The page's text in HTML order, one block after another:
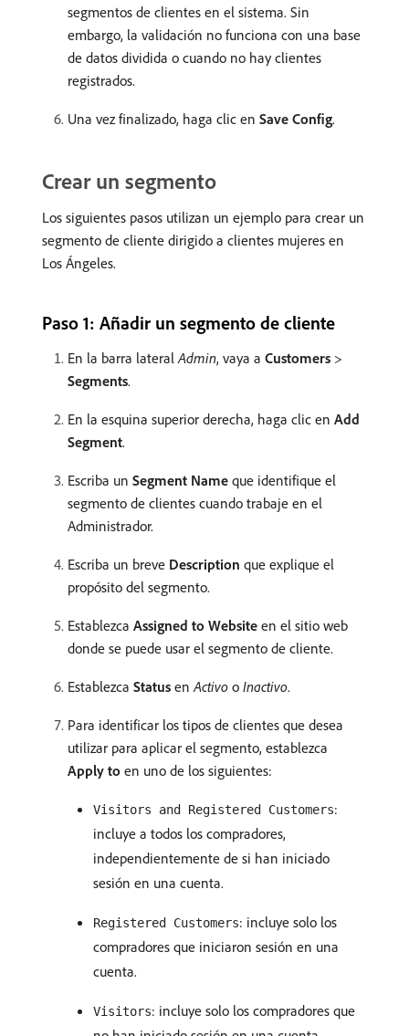
segmentos de clientes en el sistema. Sin
embargo, la validación no funciona con una base
de datos dividida o cuando no hay clientes
registrados.
Una vez finalizado, haga clic en Save Config.
Crear un segmento
Los siguientes pasos utilizan un ejemplo para crear un
segmento de cliente dirigido a clientes mujeres en
Los Ángeles.
Paso 1: Añadir un segmento de cliente
En la barra lateralAdmin, vaya a Customers >
Segments.
En la esquina superior derecha, haga clic en Add
Segment.
Escriba un Segment Name que identifique el
segmento de clientes cuando trabaje en el
Administrador.
Escriba un breve Description que explique el
propósito del segmento.
Establezca Assigned to Website en el sitio web
donde se puede usar el segmento de cliente.
Establezca Status enActivo o Inactivo.
Para identificar los tipos de clientes que desea
utilizar para aplicar el segmento, establezca
Apply to en uno de los siguientes:
Visitors and Registered Customers:
incluye a todos los compradores,
independientemente de si han iniciado
sesión en una cuenta.
Registered Customers: incluye solo los
compradores que iniciaron sesión en una
cuenta.
Visitors: incluye solo los compradores que